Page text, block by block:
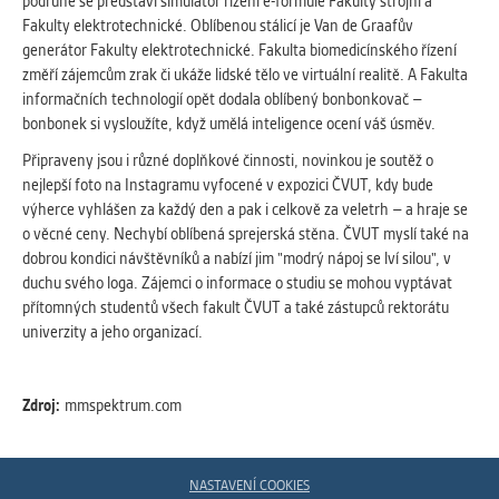
ANALYTICKÉ
Slouží pro získávání anonymizovaných
statistických údajů, které nám pomáhají
vylepšovat naše aplikace. Zpravidla jde o
cookies systémů třetích stran, které k
těmto účelům využíváme.
MARKETINGOVÉ
Využívané za účelem zobrazení
správných nabídek a cílení obsahu podle
Vašich preferencí. Zpravidla jde o
s analýzou uživatelského chování
pomáhají.
Fakulty elektrotechnické. Oblíbenou stálicí je Van de Graafův
generátor Fakulty elektrotechnické. Fakulta biomedicínského řízení
změří zájemcům zrak či ukáže lidské tělo ve virtuální realitě. A Fakulta
informačních technologií opět dodala oblíbený bonbonkovač –
bonbonek si vysloužíte, když umělá inteligence ocení váš úsměv.
Připraveny jsou i různé doplňkové činnosti, novinkou je soutěž o
nejlepší foto na Instagramu vyfocené v expozici ČVUT, kdy bude
výherce vyhlášen za každý den a pak i celkově za veletrh – a hraje se
o věcné ceny. Nechybí oblíbená sprejerská stěna. ČVUT myslí také na
dobrou kondici návštěvníků a nabízí jim "modrý nápoj se lví silou", v
duchu svého loga. Zájemci o informace o studiu se mohou vyptávat
přítomných studentů všech fakult ČVUT a také zástupců rektorátu
univerzity a jeho organizací.
Zdroj: mmspektrum.com
NASTAVENÍ COOKIES